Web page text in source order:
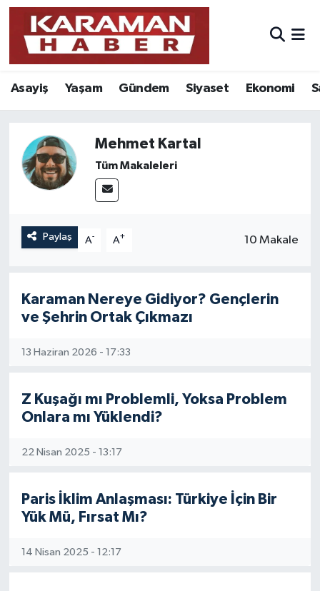
Asayiş Yaşam Gündem Siyaset Ekonomi
Mehmet Kartal
Tüm Makaleleri
Paylaş A- A+ 10 Makale
Karaman Nereye Gidiyor? Gençlerin
ve Şehrin Ortak Çıkmazı
13 Haziran 2026 - 17:33
Z Kuşağı mı Problemli, Yoksa Problem
Onlara mı Yüklendi?
22 Nisan 2025 - 13:17
Paris İklim Anlaşması: Türkiye İçin Bir
Yük Mü, Fırsat Mı?
14 Nisan 2025 - 12:17
Asayiş
Bilim - Teknoloji
Ekonomi
Foto Galeri
Gündem
Sağlık
Vefat Edenler
Video Galeri
Yaşam
Nöbetçi Eczaneler
Hava Durumu
Trafik Durumu
Süper Lig Puan Durumu ve Fikstür
Tüm Manşetler
Haber Arşivi